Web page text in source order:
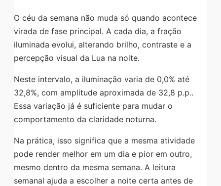
O céu da semana não muda só quando acontece
virada de fase principal. A cada dia, a fração
iluminada evolui, alterando brilho, contraste e a
percepção visual da Lua na noite.
Neste intervalo, a iluminação varia de 0,0% até
32,8%, com amplitude aproximada de 32,8 p.p..
Essa variação já é suficiente para mudar o
comportamento da claridade noturna.
Na prática, isso significa que a mesma atividade
pode render melhor em um dia e pior em outro,
mesmo dentro da mesma semana. A leitura
semanal ajuda a escolher a noite certa antes de